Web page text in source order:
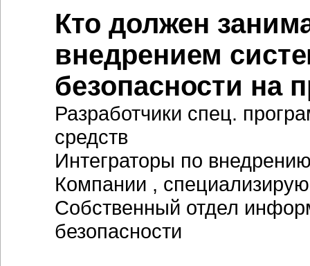
Кто должен
внедрением
безопасности на
Разработчики спец.
средств
Интеграторы по
Компании ,
Собственный отдел
безопасности